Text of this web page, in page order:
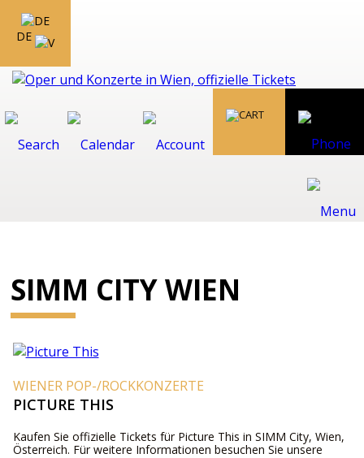
DE
SIMM CITY WIEN
WIENER POP-/ROCKKONZERTE
PICTURE THIS
Kaufen Sie offizielle Tickets für Picture This in SIMM City, Wien,
Österreich. Für weitere Informationen besuchen Sie unsere